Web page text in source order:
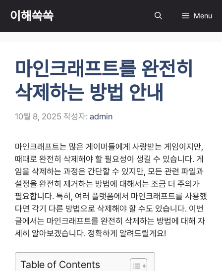
츠
이해쏙쏙 Menu
마인크래프트를 완전히
삭제하는 방법 안내
10월 8, 2025 작성자: admin
마인크래프트는 많은 게이머들에게 사랑받는 게임이지만,
때때로 완전히 삭제해야 할 필요성이 생길 수 있습니다. 게
임을 삭제하는 과정은 간단할 수 있지만, 모든 관련 파일과
설정을 완전히 제거하는 방법에 대해서는 조금 더 주의가
필요합니다. 특히, 여러 플랫폼에서 마인크래프트를 사용했
다면 각기 다른 방법으로 삭제해야 할 수도 있습니다. 이번
글에서는 마인크래프트를 완전히 삭제하는 방법에 대해 자
세히 알아보겠습니다. 정확하게 알려드릴게요!
Table of Contents